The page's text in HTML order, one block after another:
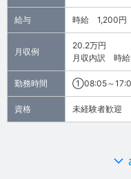
給与 時給 1,200円
月収例
20.2万円
月収内訳 時
勤務時間 ①08:05～
資格 未経験者歓迎